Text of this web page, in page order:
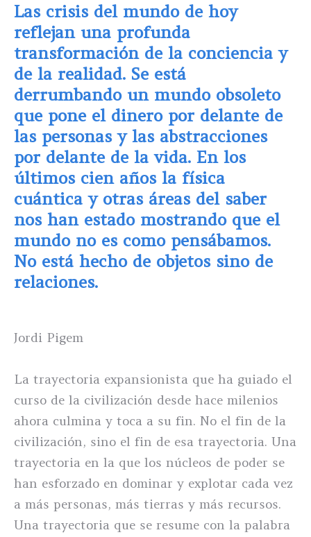
Las crisis del mundo de hoy
reflejan una profunda
transformación de la conciencia y
de la realidad. Se está
derrumbando un mundo obsoleto
que pone el dinero por delante de
las personas y las abstracciones
por delante de la vida. En los
últimos cien años la física
cuántica y otras áreas del saber
nos han estado mostrando que el
mundo no es como pensábamos.
No está hecho de objetos sino de
relaciones.
Jordi Pigem
La trayectoria expansionista que ha guiado el
curso de la civilización desde hace milenios
ahora culmina y toca a su fin. No el fin de la
civilización, sino el fin de esa trayectoria. Una
trayectoria en la que los núcleos de poder se
han esforzado en dominar y explotar cada vez
a más personas, más tierras y más recursos.
Una trayectoria que se resume con la palabra